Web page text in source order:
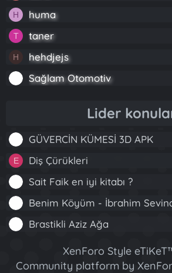
H huma
T taner
H hehdjejs
Sağlam Otomotiv
Lider
GÜVERCİN KÜMESİ 3D APK
E Diş Çürükleri
Sait Faik en iyi kitabı ?
Benim Köyüm - İbrahim
Brastikli Aziz Ağa
XenForo Style
Community platform by